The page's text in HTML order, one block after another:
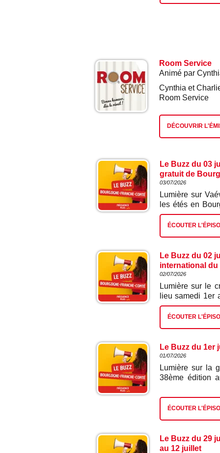
Room Service
Animé par
Cynthia et
Room Service
DÉCOUVRIR
Le Buzz du 03
gratuit de
03/07/2026
Lumière sur
les étés en
Tiré à plus de
tourisme de
remarquables,
invitation à
s’évader tout
Justine
magazine
ÉCOUTER
Le Buzz du 02
international du
02/07/2026
Lumière sur le
lieu samedi 1er
d’après Tour de
fête du sport,
possible grâce
pour rouler
professionnels.
Boudot,
ÉCOUTER
Le Buzz du 1er
01/07/2026
Lumière sur la
38ème édition
près de
chaque été le
oyez, gentes
cœur du
Nozeroy qui
ÉCOUTER
Le Buzz du 29
au 12 juillet